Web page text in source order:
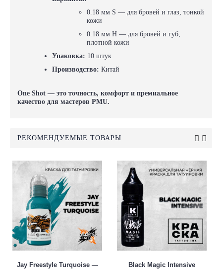
0.18 мм S — для бровей и глаз, тонкой
кожи
0.18 мм H — для бровей и губ,
плотной кожи
Упаковка: 10 штук
Производство: Китай
One Shot — это точность, комфорт и премиальное
качество для мастеров PMU.
РЕКОМЕНДУЕМЫЕ ТОВАРЫ
Jay Freestyle Turquoise —
Black Magic Intensive